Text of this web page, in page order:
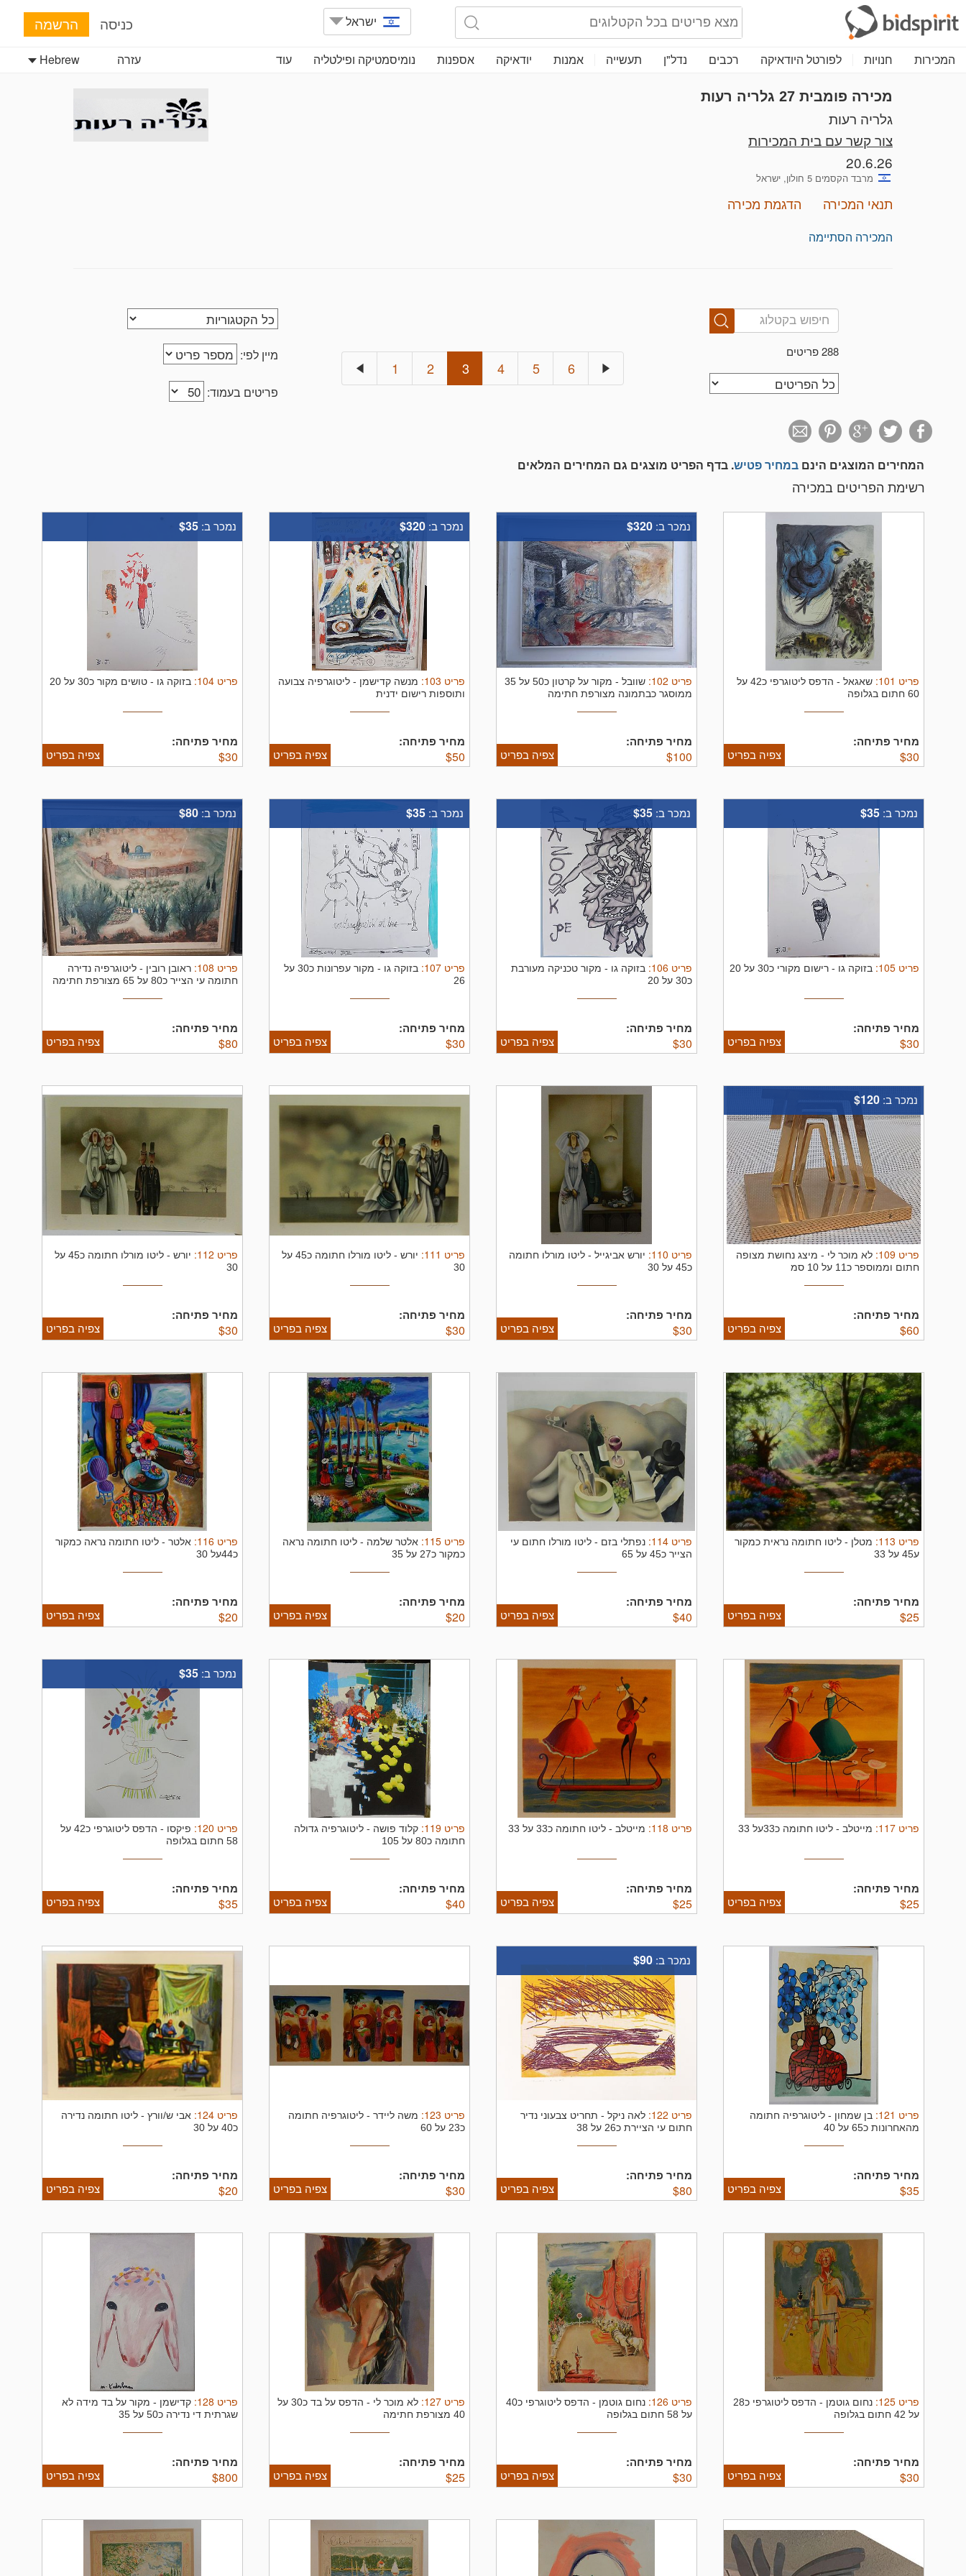
ישראל כניסה הרשמה
המכירות חנויות לפורטל היודאיקה רכבים נדל"ן תעשייה אמנות יודאיקה אספנות נומיסמטיקה ופילטליה עוד Hebrew עזרה
מכירה פומבית 27 גלריה רעות
גלריה רעות
צור קשר עם בית המכירות
20.6.26
מרבד הקסמים 5 חולון, ישראל
תנאי המכירה הדגמת מכירה
המכירה הסתיימה
288 פריטים מיין לפי:
פריטים בעמוד:
1 2 3 4 5 6
המחירים המוצגים הינם במחיר פטיש. בדף הפריט מוצגים גם המחירים המלאים
רשימת הפריטים במכירה
פריט 101
: שאגאל -
הדפס ליטוגרפי כ42 על
60 חתום בגלופה
מחיר פתיחה:
$30 צפיה בפריט
נמכר ב: $320
פריט 102
: שוובל -
מקור על קרטון כ50 על 35
ממוסגר כבתמונה מצורפת חתימה
מחיר פתיחה:
$100 צפיה בפריט
נמכר ב: $320
פריט 103
: מנשה קדישמן - ליטוגרפיה צבועה
ותוספות רישום ידנית
מחיר פתיחה:
$50 צפיה בפריט
נמכר ב: $35
פריט 104
: בזוקה גו - טושים מקור כ30 על 20
מחיר פתיחה:
$30 צפיה בפריט
נמכר ב: $35
פריט 105
: בזוקה גו - רישום מקורי כ30 על 20
מחיר פתיחה:
$30 צפיה בפריט
נמכר ב: $35
פריט 106
: בזוקה גו - מקור טכניקה מעורבת
כ30 על 20
מחיר פתיחה:
$30 צפיה בפריט
נמכר ב: $35
פריט 107
: בזוקה גו -
מקור עפרונות כ30 על
26
מחיר פתיחה:
$30 צפיה בפריט
נמכר ב: $80
פריט 108
: ראובן רובין - ליטוגרפיה נדירה
חתומה עי הצייר כ80 על 65 מצורפת חתימה
מחיר פתיחה:
$80 צפיה בפריט
נמכר ב: $120
פריט 109
: לא מוכר לי - מיצג נחושת מצופה
חתום וממוספר כ11 על 10 סמ
מחיר פתיחה:
$60 צפיה בפריט
פריט 110
: יורש אביגייל - ליטו מורלו חתומה
כ45 על 30
מחיר פתיחה:
$30 צפיה בפריט
פריט 111
: יורש -
ליטו מורלו חתומה כ45 על
30
מחיר פתיחה:
$30 צפיה בפריט
פריט 112
: יורש -
ליטו מורלו חתומה כ45 על
30
מחיר פתיחה:
$30 צפיה בפריט
פריט 113
: מטלן - ליטו חתומה נראית כמקור
ע45 על 33
מחיר פתיחה:
$25 צפיה בפריט
פריט 114
: נפתלי בזם - ליטו מורלו חתום עי
הצייר כ45 על 65
מחיר פתיחה:
$40 צפיה בפריט
פריט 115
: אלטר שלמה - ליטו חתומה נראה
כמקור כ27 על 35
מחיר פתיחה:
$20 צפיה בפריט
פריט 116
: אלטר - ליטו חתומה נראה כמקור
כ44על 30
מחיר פתיחה:
$20 צפיה בפריט
פריט 117
: מייטלב - ליטו חתומה כ33על 33
מחיר פתיחה:
$25 צפיה בפריט
פריט 118
: מייטלב - ליטו חתומה כ33 על 33
מחיר פתיחה:
$25 צפיה בפריט
פריט 119
: קלוד פושה - ליטוגרפיה גדולה
חתומה כ80 על 105
מחיר פתיחה:
$40 צפיה בפריט
נמכר ב: $35
פריט 120
: פיקסו -
הדפס ליטוגרפי כ42 על
58 חתום בגלופה
מחיר פתיחה:
$35 צפיה בפריט
פריט 121
: בן שמחון - ליטוגרפיה חתומה
מהאחרונות כ65 על 40
מחיר פתיחה:
$35 צפיה בפריט
נמכר ב: $90
פריט 122
: לאה ניקל - תחריט צבעוני נדיר
חתום עי הציירת כ26 על 38
מחיר פתיחה:
$80 צפיה בפריט
פריט 123
: משה ליידר - ליטוגרפיה חתומה
כ23 על 60
מחיר פתיחה:
$30 צפיה בפריט
פריט 124
: אבי ש/וורץ - ליטו חתומה נדירה
כ40 על 30
מחיר פתיחה:
$20 צפיה בפריט
פריט 125
: נחום גוטמן -
הדפס ליטוגרפי כ28
על 42 חתום בגלופה
מחיר פתיחה:
$30 צפיה בפריט
פריט 126
: נחום גוטמן -
הדפס ליטוגרפי כ40
על 58 חתום בגלופה
מחיר פתיחה:
$30 צפיה בפריט
פריט 127
: לא מוכר לי -
הדפס על בד כ30 על
40 מצורפת חתימה
מחיר פתיחה:
$25 צפיה בפריט
פריט 128
: קדישמן - מקור על בד מידה לא
שגרתית די נדירה כ50 על 35
מחיר פתיחה:
$800 צפיה בפריט